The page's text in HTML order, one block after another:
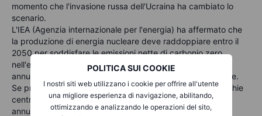
POLITICA SUI COOKIE
I nostri siti web utilizzano i cookie per offrire all'utente
una migliore esperienza di navigazione, abilitando,
ottimizzando e analizzando le operazioni del sito,
momento che l'invasione russa dell'Ucraina ha cambiato lo
scenario.
L'IEA (Agenzia internazionale per l'energia) ha affermato che
la produzione di energia nucleare deve raddoppiare entro il
2050 per soddisfare le emissioni nette di carbonio zero
nell'economia globale. Questo significa una crescita
annualizzata del 2,5% nella produzione di energia nucleare.
Se prendiamo in considerazione la sostituzione delle vecchie
centrali nucleari, è probabile che la crescita sia del 5-6%
annualizzato nei prossimi 28 anni.